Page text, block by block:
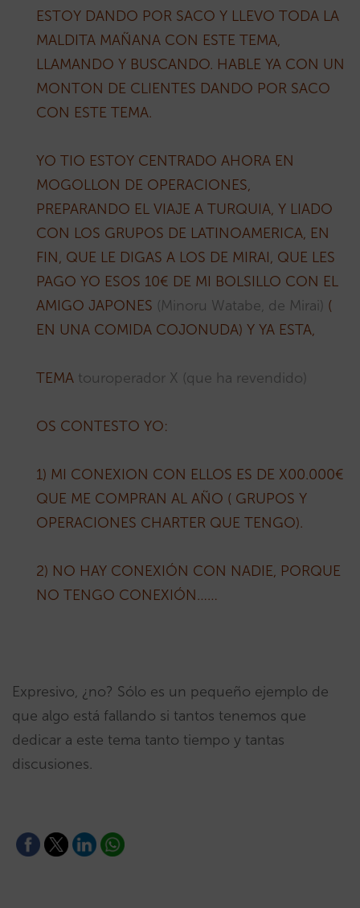
ESTOY DANDO POR SACO Y LLEVO TODA LA
MALDITA MAÑANA CON ESTE TEMA,
LLAMANDO Y BUSCANDO. HABLE YA CON UN
MONTON DE CLIENTES DANDO POR SACO
CON ESTE TEMA.
YO TIO ESTOY CENTRADO AHORA EN
MOGOLLON DE OPERACIONES,
PREPARANDO EL VIAJE A TURQUIA, Y LIADO
CON LOS GRUPOS DE LATINOAMERICA, EN
FIN, QUE LE DIGAS A LOS DE MIRAI, QUE LES
PAGO YO ESOS 10€ DE MI BOLSILLO CON EL
AMIGO JAPONES (Minoru Watabe, de Mirai) (
EN UNA COMIDA COJONUDA) Y YA ESTA,
TEMA touroperador X (que ha revendido)
OS CONTESTO YO:
1) MI CONEXION CON ELLOS ES DE X00.000€
QUE ME COMPRAN AL AÑO ( GRUPOS Y
OPERACIONES CHARTER QUE TENGO).
2) NO HAY CONEXIÓN CON NADIE, PORQUE
NO TENGO CONEXIÓN……
Expresivo, ¿no? Sólo es un pequeño ejemplo de
que algo está fallando si tantos tenemos que
dedicar a este tema tanto tiempo y tantas
discusiones.